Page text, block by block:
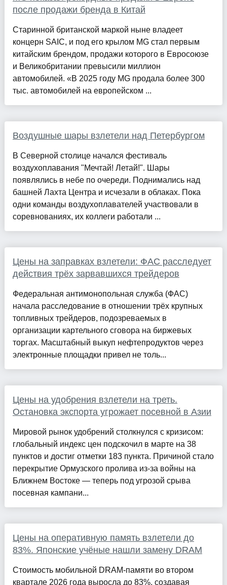
после продажи бренда в Китай
Старинной британской маркой ныне владеет
концерн SAIC, и под его крылом MG стал первым
китайским брендом, продажи которого в Евросоюзе
и Великобритании превысили миллион
автомобилей. «В 2025 году MG продала более 300
тыс. автомобилей на европейском ...
Воздушные шары взлетели над Петербургом
В Северной столице начался фестиваль
воздухоплавания "Мечтай! Летай!". Шары
появлялись в небе по очереди. Поднимались над
башней Лахта Центра и исчезали в облаках. Пока
одни команды воздухоплавателей участвовали в
соревнованиях, их коллеги работали ...
Цены на заправках взлетели: ФАС расследует
действия трёх зарвавшихся трейдеров
Федеральная антимонопольная служба (ФАС)
начала расследование в отношении трёх крупных
топливных трейдеров, подозреваемых в
организации картельного сговора на биржевых
торгах. Масштабный выкуп нефтепродуктов через
электронные площадки привел не толь...
Цены на удобрения взлетели на треть.
Остановка экспорта угрожает посевной в Азии
Мировой рынок удобрений столкнулся с кризисом:
глобальный индекс цен подскочил в марте на 38
пунктов и достиг отметки 183 пункта. Причиной стало
перекрытие Ормузского пролива из-за войны на
Ближнем Востоке — теперь под угрозой срыва
посевная кампани...
Цены на оперативную память взлетели до
83%. Японские учёные нашли замену DRAM
Стоимость мобильной DRAM-памяти во втором
квартале 2026 года выросла до 83%, создавая